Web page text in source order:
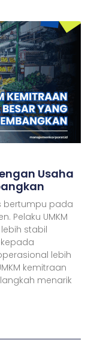
Usaha
bertumpu pada
Pelaku UMKM
stabil
lebih
kemitraan
menarik